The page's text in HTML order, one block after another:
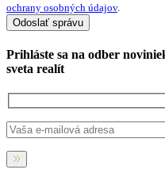
ochrany osobných údajov.
Prihláste sa na odber
sveta realít